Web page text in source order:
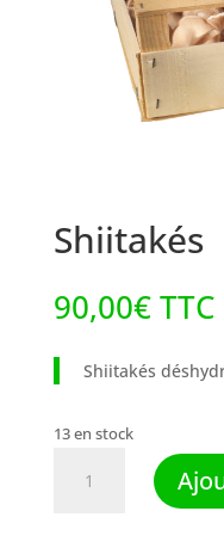
Shiitakés
90,00€ TTC
Shiitakés
13 en stock